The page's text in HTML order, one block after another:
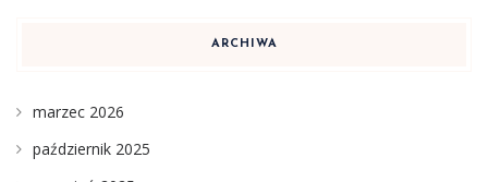
ARCHIWA
marzec 2026
październik 2025